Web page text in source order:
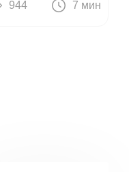
944
7 мин